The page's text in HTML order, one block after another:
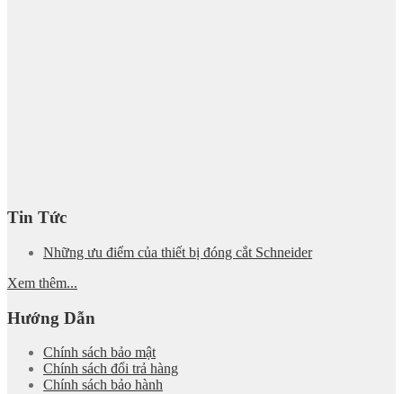
Tin Tức
Những ưu điểm của thiết bị đóng cắt Schneider
Xem thêm...
Hướng Dẫn
Chính sách bảo mật
Chính sách đổi trả hàng
Chính sách bảo hành